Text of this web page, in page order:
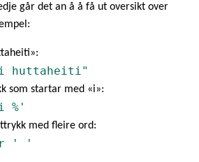
går det an å å få ut oversikt over
huttaheiti"
som startar med «i»:
%'
med fleire ord:
-r ' '